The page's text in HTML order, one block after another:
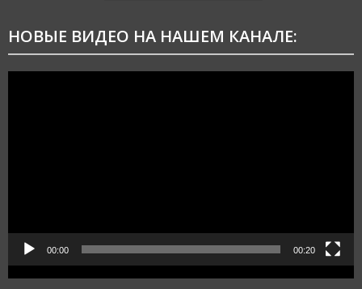
НОВЫЕ ВИДЕО НА НАШЕМ КАНАЛЕ:
00:00 00:20